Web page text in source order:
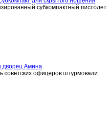
субкомпактный пистолет
дворец Амина
советских офицеров штурмовали